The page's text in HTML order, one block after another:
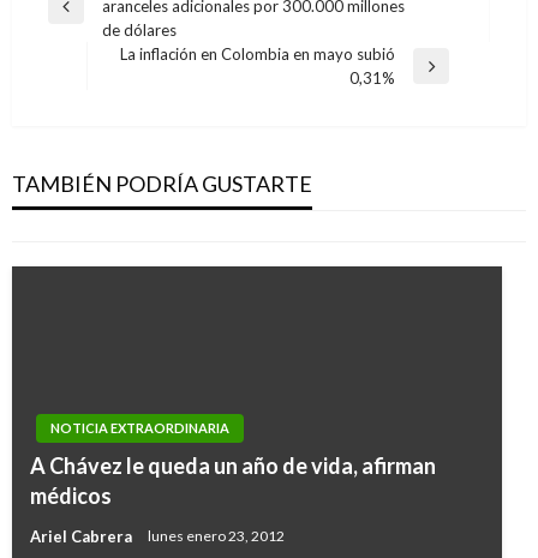
de
entradas
Entrada
aranceles adicionales por 300.000 millones
de dólares
La inflación en Colombia en mayo subió
0,31%
TAMBIÉN PODRÍA GUSTARTE
caso Pretelt
Manuel Reyes Beltran lunes agosto 22, 2016
NOTICIA EXTRAORDINARIA
A Chávez le queda un año de vida, afirman
médicos
Ariel Cabrera lunes enero 23, 2012